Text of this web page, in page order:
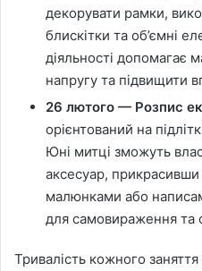
декорувати рамки,
блискітки та об’ємні
діяльності допомагає
напругу та підвищити
26 лютого — Розпис
орієнтований на
Юні митці зможуть
аксесуар,
малюнками або
для самовираження та
Тривалість кожного